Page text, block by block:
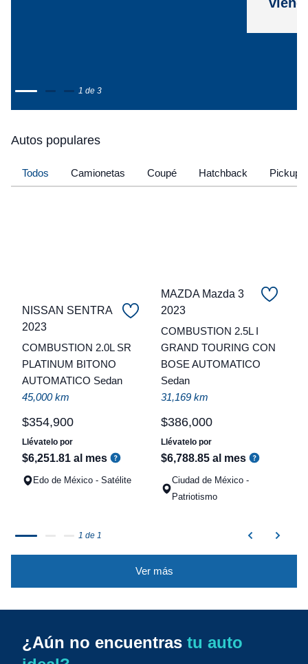
1 de 3
Autos populares
Todos Camionetas Coupé Hatchback Pickup
NISSAN SENTRA
2023
COMBUSTION 2.0L SR
PLATINUM BITONO
AUTOMATICO Sedan
45,000 km
$354,900
Llévatelo por
$6,251.81 al mes
Edo de México - Satélite
MAZDA Mazda 3
2023
COMBUSTION 2.5L I
GRAND TOURING CON
BOSE AUTOMATICO
Sedan
31,169 km
$386,000
Llévatelo por
$6,788.85 al mes
Ciudad de México -
Patriotismo
1 de 1
Ver más
¿Aún no encuentras tu auto